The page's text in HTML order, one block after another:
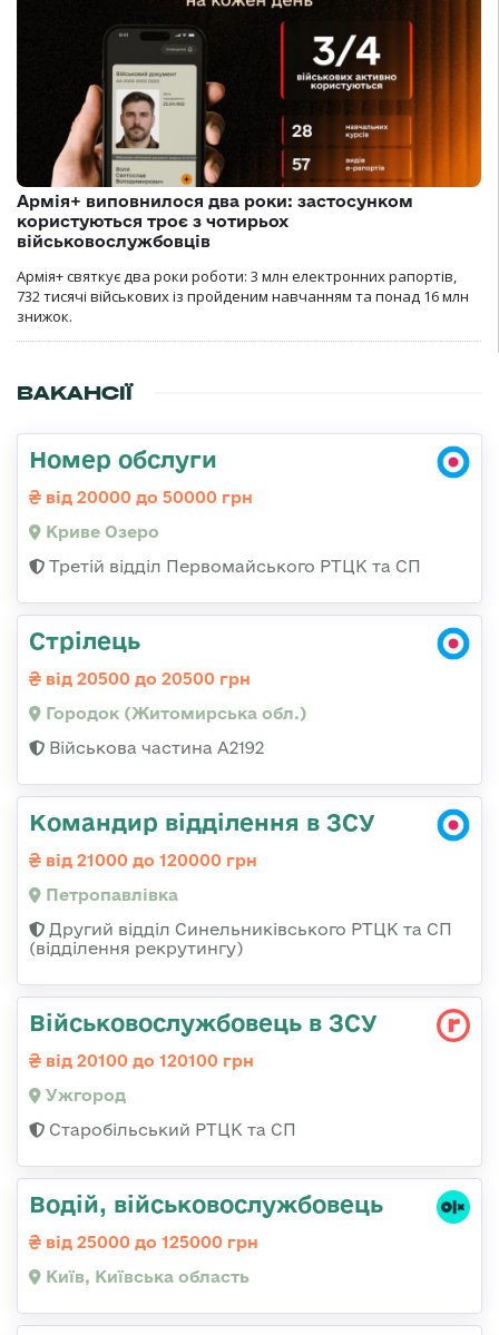
Армія+ виповнилося два роки: застосунком
користуються троє з чотирьох
військовослужбовців
Армія+ святкує два роки роботи: 3 млн електронних рапортів,
732 тисячі військових із пройденим навчанням та понад 16 млн
знижок.
ВАКАНСІЇ
Номер обслуги
від 20000 до 50000 грн
Криве Озеро
Третій відділ Первомайського РТЦК та СП
Стрілець
від 20500 до 20500 грн
Городок (Житомирська обл.)
Військова частина А2192
Командир відділення в ЗСУ
від 21000 до 120000 грн
Петропавлівка
Другий відділ Синельниківського РТЦК та СП
(відділення рекрутингу)
Військовослужбовець в ЗСУ
від 20100 до 120100 грн
Ужгород
Старобільський РТЦК та СП
Водій, військовослужбовець
від 25000 до 125000 грн
Київ, Київська область